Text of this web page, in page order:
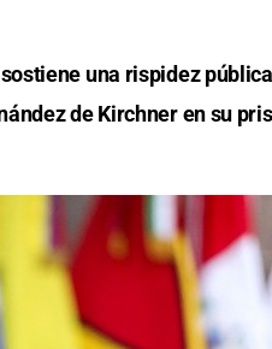
una rispidez
de Kirchner en su